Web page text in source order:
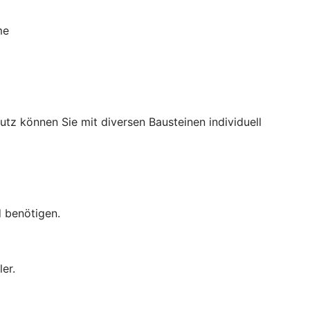
können Sie mit diversen Bausteinen individuell
benötigen.